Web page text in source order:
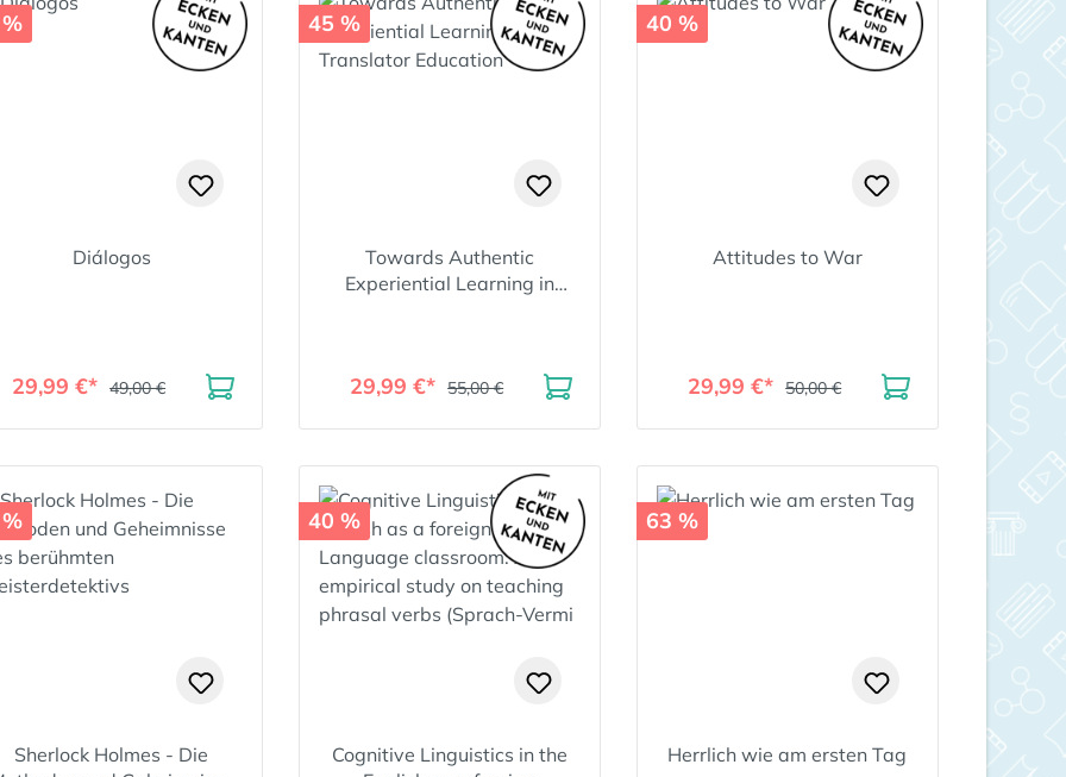
Diálogos
29,99 €* 49,00 €
45 %
Towards Authentic
Experiential Learning in
29,99 €* 55,00 €
40 %
Attitudes to War
29,99 €* 50,00 €
Sherlock Holmes - Die
40 %
Cognitive Linguistics in the
63 %
Herrlich wie am ersten Tag